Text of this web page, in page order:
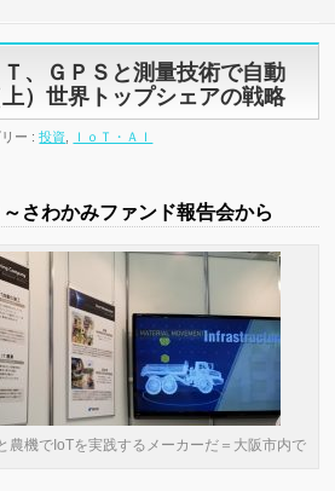
、ＧＰＳと測量技術で自動
）世界トップシェアの戦略
リー :投資 ＩｏＴ・ＡＩ
さわかみファンド報告会から
農機でIoTを実践するメーカーだ＝大阪市内で